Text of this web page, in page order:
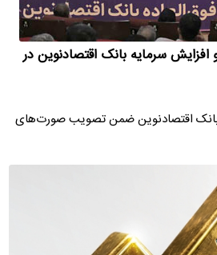
سرمایه بانک اقتصادنوین در
اقتصادنوین ضمن تصویب صورت‌های